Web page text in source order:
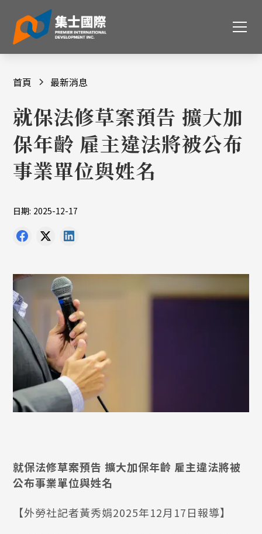
首頁 最新消息
就保法修草案預告 擴大加
保年齡 雇主違法將被公布
事業單位與姓名
日期: 2025-12-17
就保法修草案預告 擴大加保年齡 雇主違法將被
公布事業單位與姓名
【外勞社記者黃秀娟2025年12月17日報導】